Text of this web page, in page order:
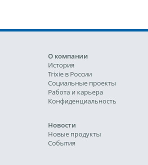
О компании
История
Trixie в России
Социальные проекты
Работа и карьера
Конфиденциальность
Новости
Новые продукты
События